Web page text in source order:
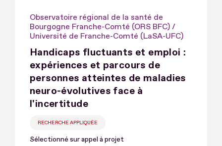
Observatoire régional de la santé de
Bourgogne Franche-Comté (ORS BFC) /
Université de Franche-Comté (LaSA-UFC)
Handicaps fluctuants et emploi :
expériences et parcours de
personnes atteintes de maladies
neuro-évolutives face à
l'incertitude
RECHERCHE APPLIQUÉE
Sélectionné sur appel à projet